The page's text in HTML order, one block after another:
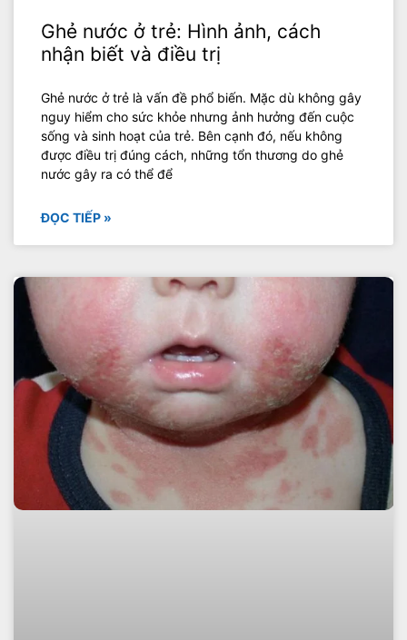
Ghẻ nước ở trẻ: Hình ảnh, cách
nhận biết và điều trị
Ghẻ nước ở trẻ là vấn đề phổ biến. Mặc dù không gây
nguy hiểm cho sức khỏe nhưng ảnh hưởng đến cuộc
sống và sinh hoạt của trẻ. Bên cạnh đó, nếu không
được điều trị đúng cách, những tổn thương do ghẻ
nước gây ra có thể để
ĐỌC TIẾP »